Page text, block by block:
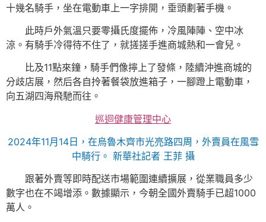
十幾名騎手，坐在電動車上一字排開，垂頭劃著手機。
此時戶外氣溫只要零攝氏度擺佈，冷風陣陣、空中冰
涼。有騎手冷得待不住了，就搓搓手進商城熱和一會兒。
比及11點來鐘，騎手們像擰上了發條，陸續沖進商城的
分歧店展，然后各自拎著餐袋放進箱子，一腳蹬上電動車，
向五湖四海飛馳而往。
巡迴健康管理中心
2024年11月14日，在烏魯木齊市光亮路四周，外賣員在風雪
中騎行。 新華社記者 王菲 攝
跟著外賣等即時配送市場範圍連續擴展，從業職員多少
數字也在不竭增添。數據顯示，今朝全國外賣騎手已超1000
萬人。